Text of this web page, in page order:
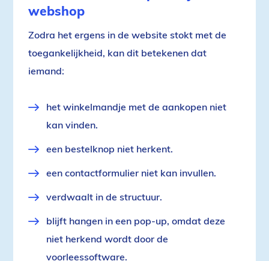
webshop
Zodra het ergens in de website stokt met de
toegankelijkheid, kan dit betekenen dat
iemand:
het winkelmandje met de aankopen niet
kan vinden.
een bestelknop niet herkent.
een contactformulier niet kan invullen.
verdwaalt in de structuur.
blijft hangen in een pop-up, omdat deze
niet herkend wordt door de
voorleessoftware.